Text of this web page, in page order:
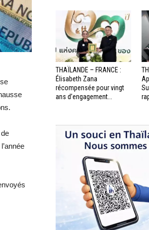
THAÏLANDE – FRANCE :
Élisabeth Zana
récompensée pour vingt
ans d’engagement...